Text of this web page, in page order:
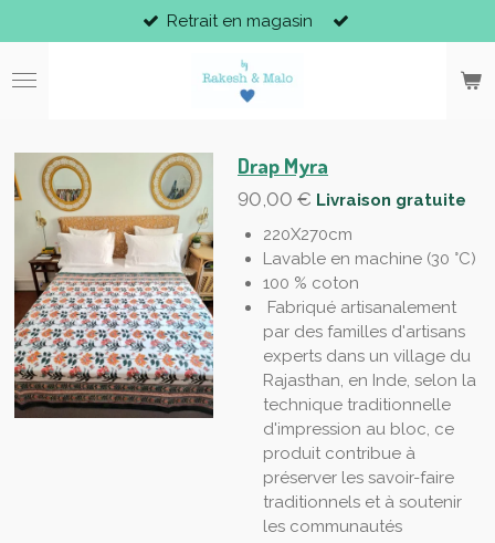
au
contenu
Retrait en magasin
Drap Myra
90,00 € Livraison gratuite
220X270cm
Lavable en machine (30 °C)
100 % coton
Fabriqué artisanalement
par des familles d'artisans
experts dans un village du
Rajasthan, en Inde, selon la
technique traditionnelle
d'impression au bloc, ce
produit contribue à
préserver les savoir-faire
traditionnels et à soutenir
les communautés